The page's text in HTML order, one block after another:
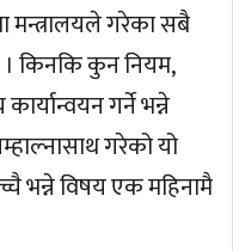
मन्त्रालयले गरेका सबै
किनकि कुन नियम,
गर्ने भन्ने
गरेको यो
भन्ने विषय एक महिनामै